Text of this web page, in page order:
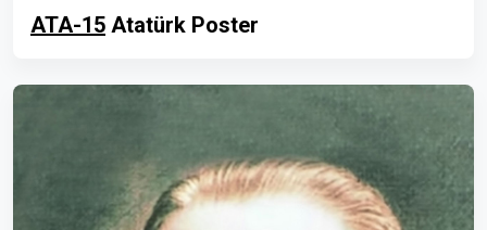
ATA-15 Atatürk Poster